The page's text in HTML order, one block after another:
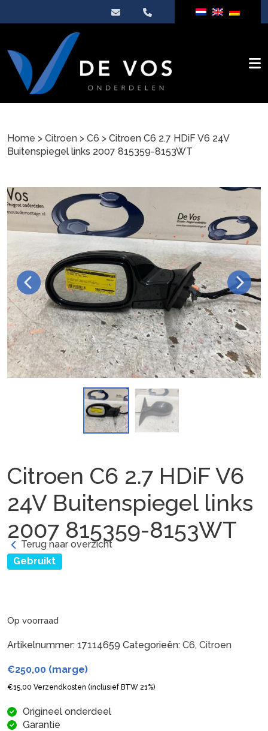
Home > Citroen > C6 > Citroen C6 2.7 HDiF V6 24V
Buitenspiegel links 2007 815359-8153WT
Citroen C6 2.7 HDiF V6
24V Buitenspiegel links
2007 815359-8153WT
Gebruikt
Terug naar overzicht
Op voorraad
Artikelnummer: 17114659 Categorieën: C6, Citroen
€250,00 (marge)
€15,00 Verzendkosten (inclusief BTW 21%)
Origineel onderdeel
Garantie